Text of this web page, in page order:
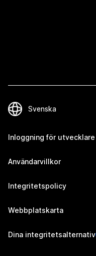
Inloggning för utvecklare
Användarvillkor
Integritetspolicy
Webbplatskarta
Dina integritetsalternativ